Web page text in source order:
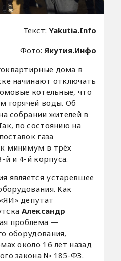
Текст:Yakutia.Info
Фото: Якутия.Инфо
дома в
начинают отключать
котельные, что
горячей воды. Об
собрании жителей в
по состоянию на
газа
минимум в трёх
и 4-й корпуса.
является устаревшее
Как
депутат
Александр
проблема —
оборудования,
около 16 лет назад
закона № 185-ФЗ.